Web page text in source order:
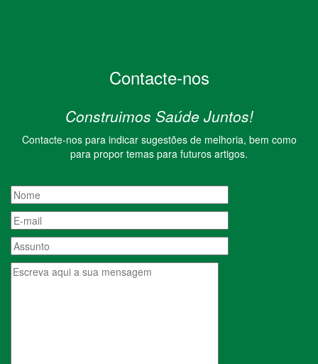
Contacte-nos
Construimos Saúde Juntos!
Contacte-nos para indicar sugestões de melhoria, bem como
para propor temas para futuros artigos.